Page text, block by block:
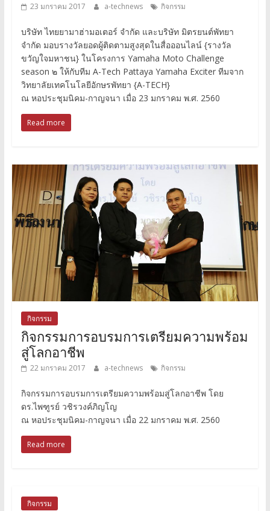
23 มกราคม 2017 a-technews กิจกรรม
บริษัท ไทยยามาฮ่ามอเตอร์ จำกัด และบริษัท มิตรยนต์พัทยา
จำกัด มอบรางวัลยอดผู้ติดตามสูงสุดในสื่อออนไลน์ {รางวัล
ขวัญใจมหาชน} ในโครงการ Yamaha Moto Challenge
season ๒ ให้กับทีม A-Tech Pattaya Yamaha Exciter ทีมจาก
วิทยาลัยเทคโนโลยีอักษรพัทยา {A-TECH}
ณ หอประชุมนิคม-กาญจนา เมื่อ 23 มกราคม พ.ศ. 2560
Read more
กิจกรรม
กิจกรรมการอบรมการเตรียมความพร้อม
สู่โลกอาชีพ
22 มกราคม 2017 a-technews กิจกรรม
กิจกรรมการอบรมการเตรียมความพร้อมสู่โลกอาชีพ โดย
ดร.ไพฑูรย์ วชิรวงค์ภิญโญ
ณ หอประชุมนิคม-กาญจนา เมื่อ 22 มกราคม พ.ศ. 2560
Read more
กิจกรรม